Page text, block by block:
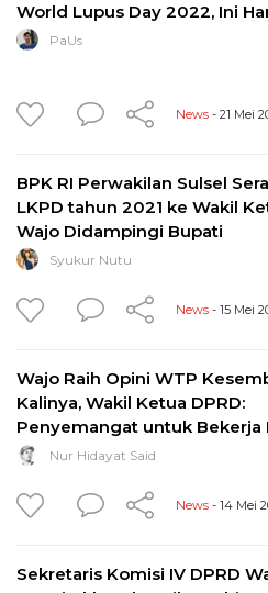
World Lupus Day 2022, Ini
PaUs
News - 21 Mei
BPK RI Perwakilan Sulsel
LKPD tahun 2021 ke Wakil
Wajo Didampingi Bupati
Syukur Nutu
News - 15 Mei
Wajo Raih Opini WTP
Kalinya, Wakil Ketua DPRD:
Penyemangat untuk Bekerja
Nur Hidayat Said
News - 14 Mei
Sekretaris Komisi IV DPRD